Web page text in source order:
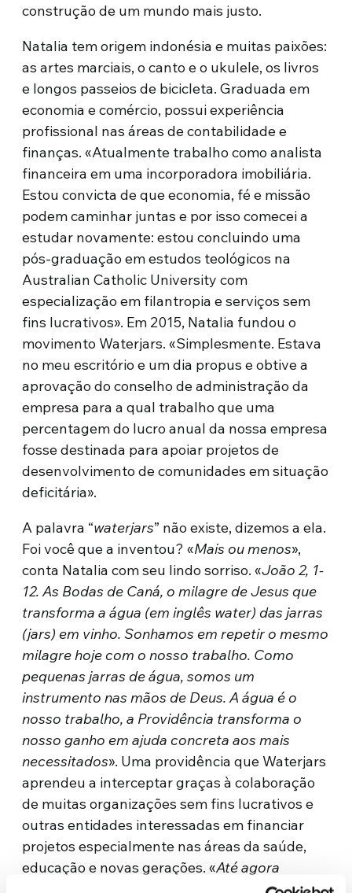
construção de um mundo mais justo.
Natalia tem origem indonésia e muitas paixões:
as artes marciais, o canto e o ukulele, os livros
e longos passeios de bicicleta. Graduada em
economia e comércio, possui experiência
profissional nas áreas de contabilidade e
finanças. «Atualmente trabalho como analista
financeira em uma incorporadora imobiliária.
Estou convicta de que economia, fé e missão
podem caminhar juntas e por isso comecei a
estudar novamente: estou concluindo uma
pós-graduação em estudos teológicos na
Australian Catholic University com
especialização em filantropia e serviços sem
fins lucrativos». Em 2015, Natalia fundou o
movimento Waterjars. «Simplesmente. Estava
no meu escritório e um dia propus e obtive a
aprovação do conselho de administração da
empresa para a qual trabalho que uma
percentagem do lucro anual da nossa empresa
fosse destinada para apoiar projetos de
desenvolvimento de comunidades em situação
deficitária».
A palavra “waterjars” não existe, dizemos a ela.
Foi você que a inventou? «Mais ou menos»,
conta Natalia com seu lindo sorriso. «João 2, 1-
12. As Bodas de Caná, o milagre de Jesus que
transforma a água (em inglês water) das jarras
(jars) em vinho. Sonhamos em repetir o mesmo
milagre hoje com o nosso trabalho. Como
pequenas jarras de água, somos um
instrumento nas mãos de Deus. A água é o
nosso trabalho, a Providência transforma o
nosso ganho em ajuda concreta aos mais
necessitados». Uma providência que Waterjars
aprendeu a interceptar graças à colaboração
de muitas organizações sem fins lucrativos e
outras entidades interessadas em financiar
projetos especialmente nas áreas da saúde,
educação e novas gerações. «Até agora
oferecemos ajuda e subsídios no valor de mais